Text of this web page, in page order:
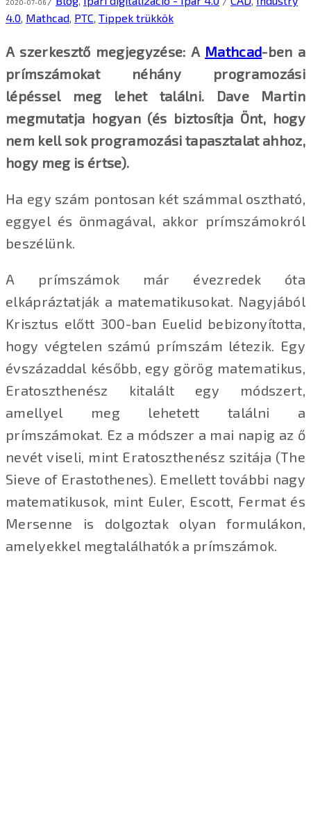
2020-07-06
4.0, Mathcad, PTC, Tippek trükkök
A szerkesztő megjegyzése: A Mathcad-ben a
prímszámokat néhány programozási
lépéssel meg lehet találni. Dave Martin
megmutatja hogyan (és biztosítja Önt, hogy
nem kell sok programozási tapasztalat ahhoz,
hogy meg is értse).
Ha egy szám pontosan két számmal osztható,
eggyel és önmagával, akkor prímszámokról
beszélünk.
A prímszámok már évezredek óta
elkápráztatják a matematikusokat. Nagyjából
Krisztus előtt 300-ban Euelid bebizonyította,
hogy végtelen számú prímszám létezik. Egy
évszázaddal később, egy görög matematikus,
Eratoszthenész kitalált egy módszert,
amellyel meg lehetett találni a
prímszámokat. Ez a módszer a mai napig az ő
nevét viseli, mint Eratoszthenész szitája (The
Sieve of Erastothenes). Emellett további nagy
matematikusok, mint Euler, Escott, Fermat és
Mersenne is dolgoztak olyan formulákon,
amelyekkel megtalálhatók a prímszámok.